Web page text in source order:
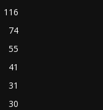
116
74
55
41
31
30